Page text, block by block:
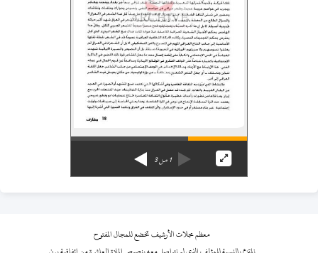
1من3
معظم مجلات الأرشيف تخضع للمجال المفتوح